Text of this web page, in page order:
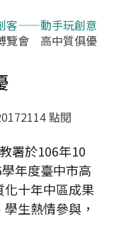
客——動手玩創意
覽會 高中質俱優
2114 點閱
署於106年10
年度臺中市高
十年中區成果
生熱情參與，